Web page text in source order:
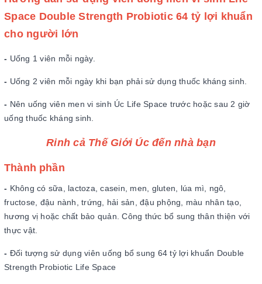
Space Double Strength Probiotic 64 tỷ lợi khuẩn
cho người lớn
- Uống 1 viên mỗi ngày.
- Uống 2 viên mỗi ngày khi bạn phải sử dụng thuốc kháng sinh.
- Nên uống viên men vi sinh Úc Life Space trước hoặc sau 2 giờ
uống thuốc kháng sinh.
Rinh cả Thế Giới Úc đến nhà bạn
Thành phần
- Không có sữa, lactoza, casein, men, gluten, lúa mì, ngô,
fructose, đậu nành, trứng, hải sản, đậu phộng, màu nhân tạo,
hương vị hoặc chất bảo quản. Công thức bổ sung thân thiện với
thực vật.
- Đối tượng sử dụng viên uống bổ sung 64 tỷ lợi khuẩn Double
Strength Probiotic Life Space